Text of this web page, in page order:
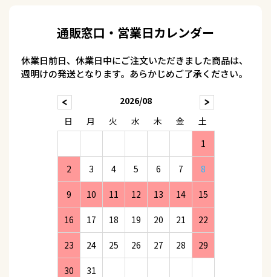
通販窓口・営業日カレンダー
休業日前日、休業日中にご注文いただきました商品は、
週明けの発送となります。あらかじめご了承ください。
2026/08
日
月 火 水 木 金
土
1
2 3 4 5 6 7 8
9 10 11 12 13 14 15
16 17 18 19 20 21 22
23 24 25 26 27 28 29
30 31